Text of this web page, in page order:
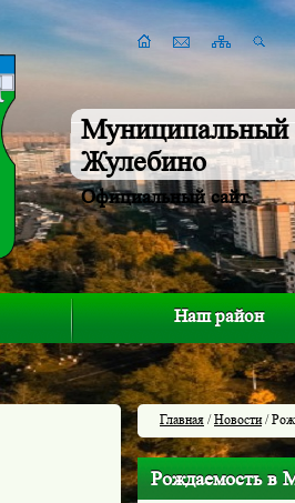
Муниципальный
Жулебино
Официальный сайт
Наш район
Главная /Новости/
Рождаемость в